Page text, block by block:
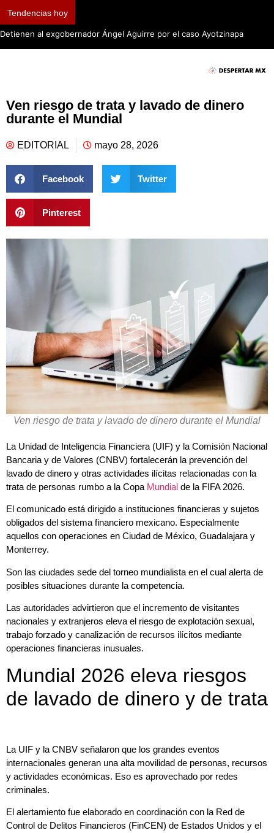
Tendencias hoy
Ven riesgo de trata y lavado de dinero
durante el Mundial
EDITORIAL mayo 28, 2026
Facebook Twitter
Pinterest
Ven riesgo de trata y lavado de dinero durante el Mundial
La Unidad de Inteligencia Financiera (UIF) y la Comisión Nacional
Bancaria y de Valores (CNBV) fortalecerán la prevención del
lavado de dinero y otras actividades ilícitas relacionadas con la
trata de personas rumbo a la Copa Mundial de la FIFA 2026.
El comunicado está dirigido a instituciones financieras y sujetos
obligados del sistema financiero mexicano. Especialmente
aquellos con operaciones en Ciudad de México, Guadalajara y
Monterrey.
Son las ciudades sede del torneo mundialista en el cual alerta de
posibles situaciones durante la competencia.
Las autoridades advirtieron que el incremento de visitantes
nacionales y extranjeros eleva el riesgo de explotación sexual,
trabajo forzado y canalización de recursos ilícitos mediante
operaciones financieras inusuales.
Mundial 2026 eleva riesgos
de lavado de dinero y de trata
La UIF y la CNBV señalaron que los grandes eventos
internacionales generan una alta movilidad de personas, recursos
y actividades económicas. Eso es aprovechado por redes
criminales.
El alertamiento fue elaborado en coordinación con la Red de
Control de Delitos Financieros (FinCEN) de Estados Unidos y el